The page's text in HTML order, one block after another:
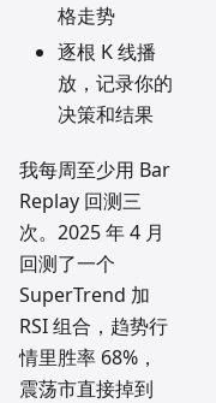
格走势
逐根 K 线播
放，记录你的
决策和结果
我每周至少用 Bar
Replay 回测三
次。2025 年 4 月
回测了一个
SuperTrend 加
RSI 组合，趋势行
情里胜率 68%，
震荡市直接掉到